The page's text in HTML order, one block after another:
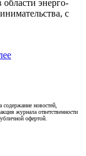
энерго-
с
содержание новостей,
журнала ответственности
офертой.